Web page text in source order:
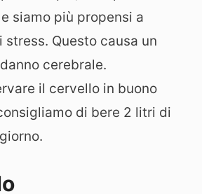
siamo più propensi a
stress. Questo causa un
cerebrale.
il cervello in buono
di bere 2 litri di